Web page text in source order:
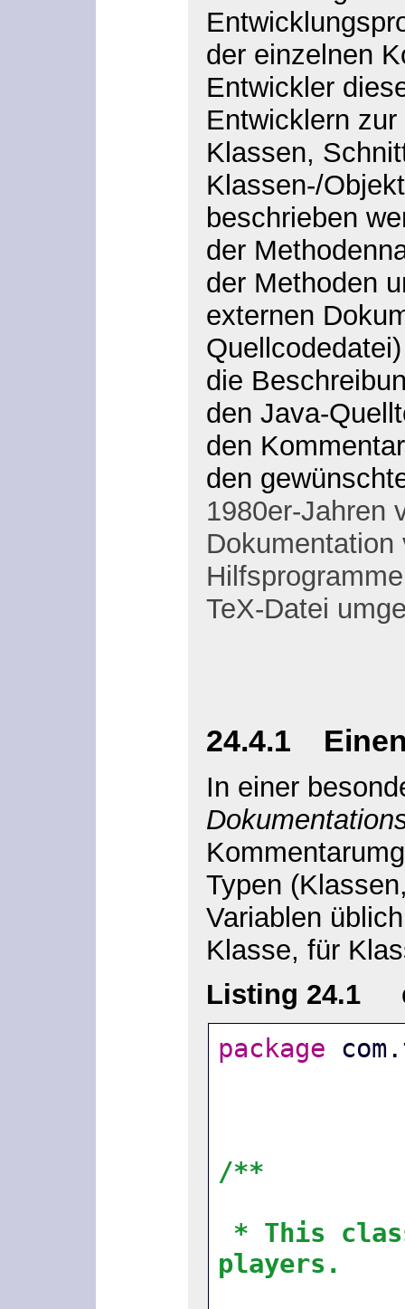
der einzelnen
Entwickler
Entwicklern
Klassen,
Klassen-/
beschrieben
der
der Methoden
externen
die
den Java-
den
den
1980er-Jahren
TeX-Datei
24.4.1
In einer
Typen
Variablen
Klasse, für
Listing 24.1
package
/**
* This
players.